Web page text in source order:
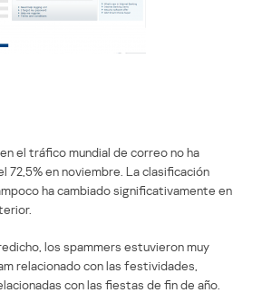
el tráfico mundial de correo no ha
72,5% en noviembre. La clasificación
ha cambiado significativamente en
los spammers estuvieron muy
relacionado con las festividades,
con las fiestas de fin de año.